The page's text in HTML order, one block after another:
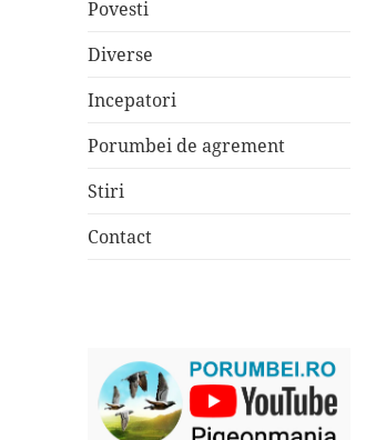
Povesti
Diverse
Incepatori
Porumbei de agrement
Stiri
Contact